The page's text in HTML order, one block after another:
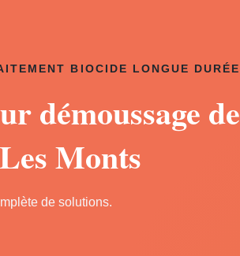
BIOCIDE LONGUE DURÉE
démoussage de
Monts
de solutions.